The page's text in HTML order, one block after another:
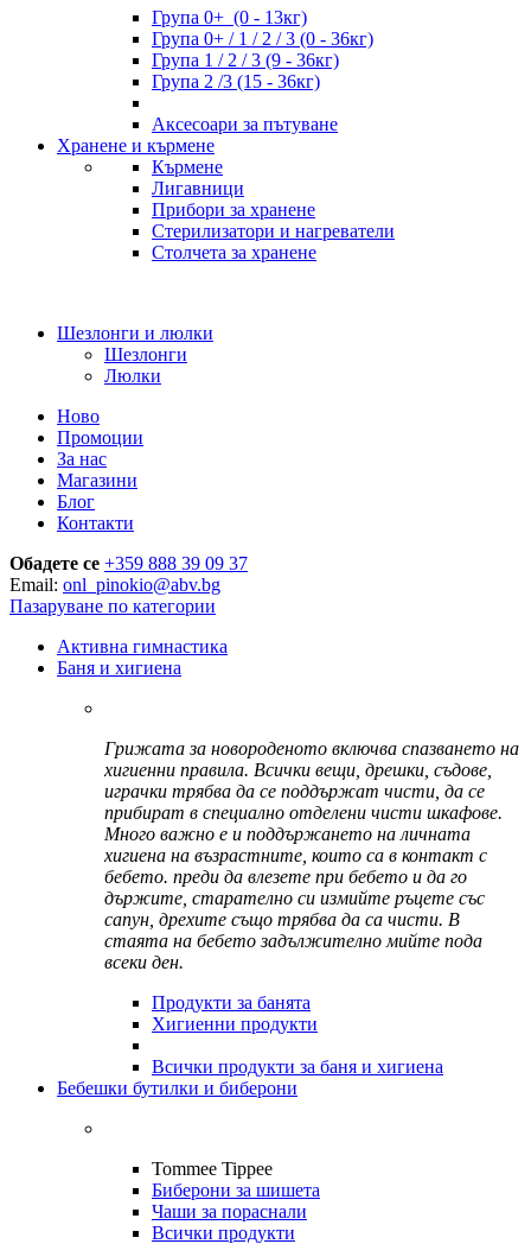
Група 0+ (0 - 13кг)
Група 0+ / 1 / 2 / 3 (0 - 36кг)
Група 1 / 2 / 3 (9 - 36кг)
Група 2 /3 (15 - 36кг)
Аксесоари за пътуване
Хранене и кърмене
Кърмене
Лигавници
Прибори за хранене
Стерилизатори и нагреватели
Столчета за хранене
Шезлонги и люлки
Шезлонги
Люлки
Ново
Промоции
За нас
Магазини
Блог
Контакти
Обадете се +359 888 39 09 37
Email: onl_pinokio@abv.bg
Пазаруване по категории
Активна гимнастика
Баня и хигиена
Грижата за новороденото включва спазването на
хигиенни правила. Всички вещи, дрешки, съдове,
играчки трябва да се поддържат чисти, да се
прибират в специално отделени чисти шкафове.
Много важно е и поддържането на личната
хигиена на възрастните, които са в контакт с
бебето. преди да влезете при бебето и да го
държите, старателно си измийте ръцете със
сапун, дрехите също трябва да са чисти. В
стаята на бебето задължително мийте пода
всеки ден.
Продукти за банята
Хигиенни продукти
Всички продукти за баня и хигиена
Бебешки бутилки и биберони
Tommee Tippee
Биберони за шишета
Чаши за пораснали
Всички продукти